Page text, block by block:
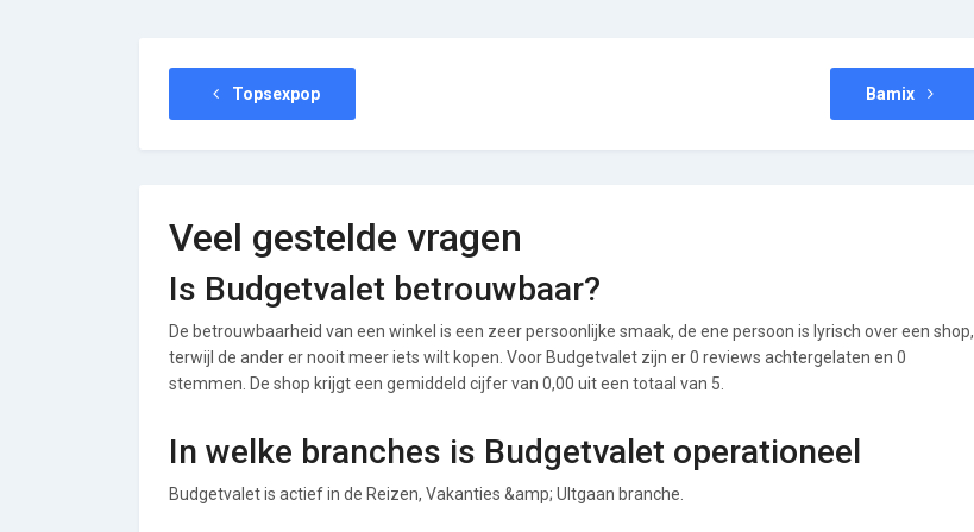
Topsexpop Bamix
Veel gestelde vragen
Is Budgetvalet betrouwbaar?
De betrouwbaarheid van een winkel is een zeer persoonlijke smaak, de ene persoon is lyrisch over een shop,
terwijl de ander er nooit meer iets wilt kopen. Voor Budgetvalet zijn er 0 reviews achtergelaten en 0
stemmen. De shop krijgt een gemiddeld cijfer van 0,00 uit een totaal van 5.
In welke branches is Budgetvalet operationeel
Budgetvalet is actief in de Reizen, Vakanties &amp; UItgaan branche.